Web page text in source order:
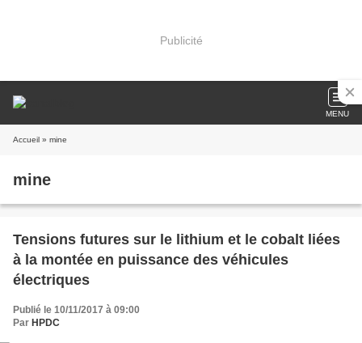
Publicité
MENU
Accueil » mine
mine
Tensions futures sur le lithium et le cobalt liées
à la montée en puissance des véhicules
électriques
Publié le 10/11/2017 à 09:00
Par HPDC